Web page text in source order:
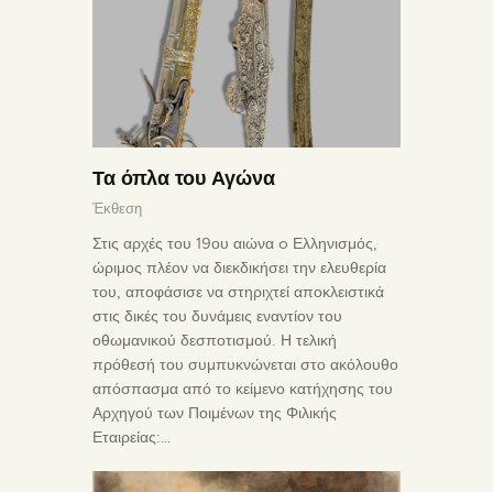
Τα όπλα του Αγώνα
Έκθεση
Στις αρχές του 19ου αιώνα o Ελληνισμός,
ώριμος πλέον να διεκδικήσει την ελευθερία
του, αποφάσισε να στηριχτεί αποκλειστικά
στις δικές του δυνάμεις εναντίον του
οθωμανικού δεσποτισμού. Η τελική
πρόθεσή του συμπυκνώνεται στο ακόλουθο
απόσπασμα από το κείμενο κατήχησης του
Αρχηγού των Ποιμένων της Φιλικής
Εταιρείας:…